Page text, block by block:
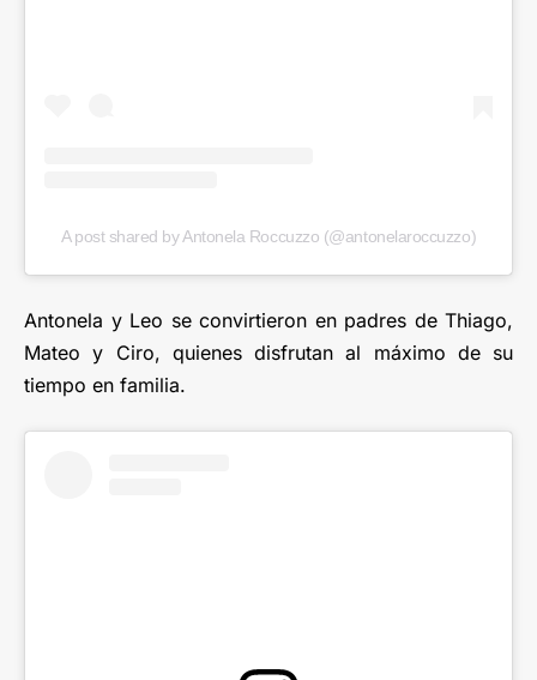
A post shared by Antonela Roccuzzo (@antonelaroccuzzo)
Antonela y Leo se convirtieron en padres de Thiago,
Mateo y Ciro, quienes disfrutan al máximo de su
tiempo en familia.